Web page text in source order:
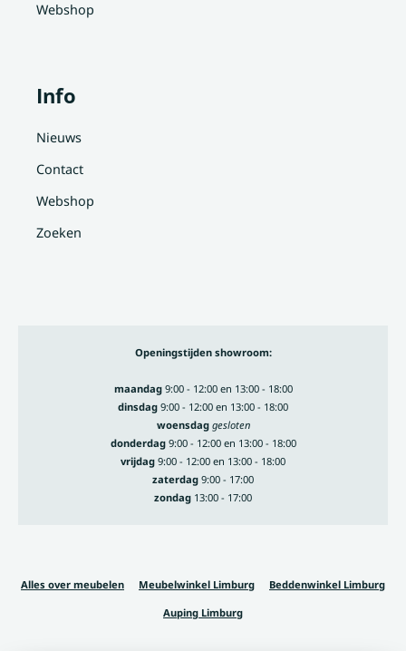
Webshop
Info
Nieuws
Contact
Webshop
Zoeken
Openingstijden showroom:
maandag9:00 - 12:00 en 13:00 - 18:00
dinsdag 9:00 - 12:00 en 13:00 - 18:00
woensdaggesloten
donderdag9:00 - 12:00 en 13:00 - 18:00
vrijdag 9:00 - 12:00 en 13:00 - 18:00
zaterdag 9:00 - 17:00
zondag 13:00 - 17:00
Alles over meubelen Meubelwinkel Limburg Beddenwinkel Limburg
Auping Limburg